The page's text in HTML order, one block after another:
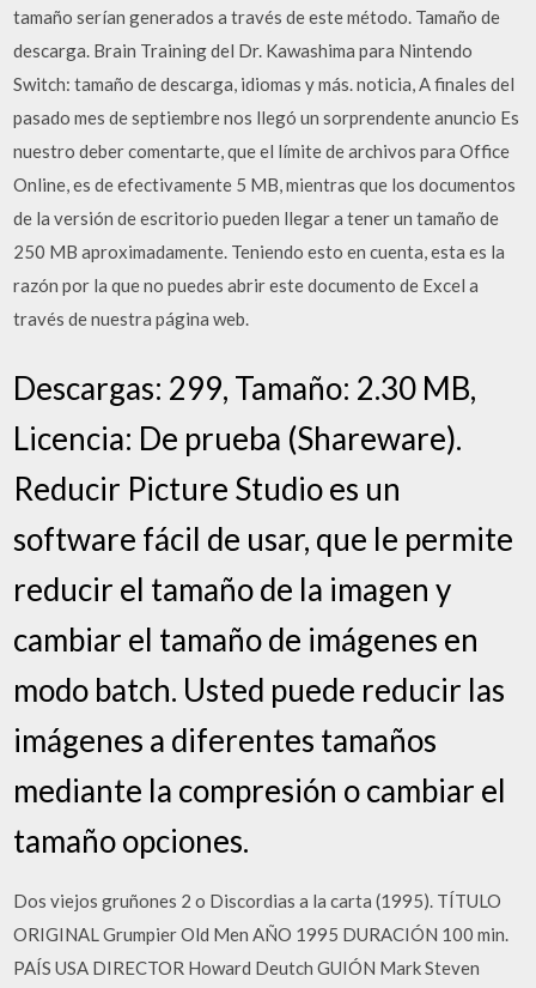
tamaño serían generados a través de este método. Tamaño de
descarga. Brain Training del Dr. Kawashima para Nintendo
Switch: tamaño de descarga, idiomas y más. noticia, A finales del
pasado mes de septiembre nos llegó un sorprendente anuncio Es
nuestro deber comentarte, que el límite de archivos para Office
Online, es de efectivamente 5 MB, mientras que los documentos
de la versión de escritorio pueden llegar a tener un tamaño de
250 MB aproximadamente. Teniendo esto en cuenta, esta es la
razón por la que no puedes abrir este documento de Excel a
través de nuestra página web.
Descargas: 299, Tamaño: 2.30 MB,
Licencia: De prueba (Shareware).
Reducir Picture Studio es un
software fácil de usar, que le permite
reducir el tamaño de la imagen y
cambiar el tamaño de imágenes en
modo batch. Usted puede reducir las
imágenes a diferentes tamaños
mediante la compresión o cambiar el
tamaño opciones.
Dos viejos gruñones 2 o Discordias a la carta (1995). TÍTULO
ORIGINAL Grumpier Old Men AÑO 1995 DURACIÓN 100 min.
PAÍS USA DIRECTOR Howard Deutch GUIÓN Mark Steven